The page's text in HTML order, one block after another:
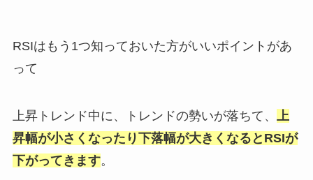
RSIはもう1つ知っておいた方がいいポイントがあ
って
上昇トレンド中に、トレンドの勢いが落ちて、 上
昇幅が小さくなったり下落幅が大きくなるとRSIが
下がってきます。